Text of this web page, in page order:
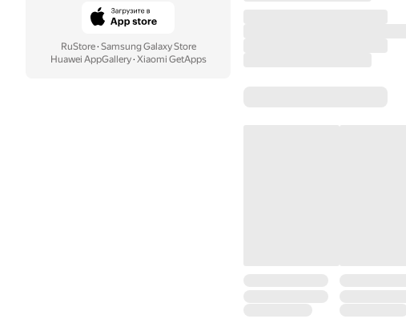
RuStore· Samsung Galaxy Store
Huawei AppGallery· Xiaomi GetApps